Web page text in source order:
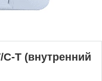
C-T (внутренний